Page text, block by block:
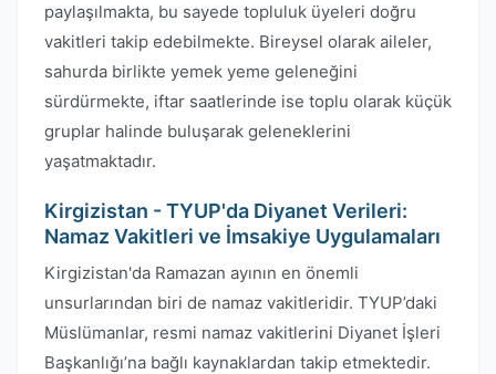
paylaşılmakta, bu sayede topluluk üyeleri doğru
vakitleri takip edebilmekte. Bireysel olarak aileler,
sahurda birlikte yemek yeme geleneğini
sürdürmekte, iftar saatlerinde ise toplu olarak küçük
gruplar halinde buluşarak geleneklerini
yaşatmaktadır.
Kirgizistan - TYUP'da Diyanet Verileri:
Namaz Vakitleri ve İmsakiye Uygulamaları
Kirgizistan'da Ramazan ayının en önemli
unsurlarından biri de namaz vakitleridir. TYUP’daki
Müslümanlar, resmi namaz vakitlerini Diyanet İşleri
Başkanlığı’na bağlı kaynaklardan takip etmektedir.